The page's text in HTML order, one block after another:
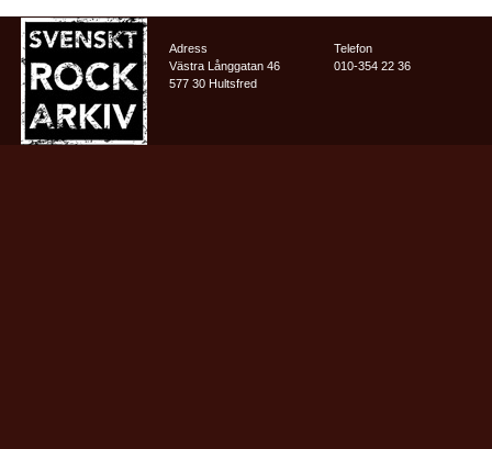
Adress
Västra Långgatan 46
577 30 Hultsfred
Telefon
010-354 22 36